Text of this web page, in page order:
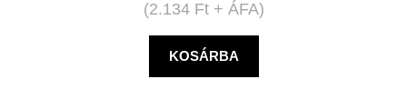
(2.134 Ft+ ÁFA)
KOSÁRBA